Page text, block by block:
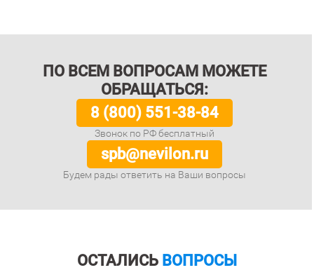
ПО ВСЕМ ВОПРОСАМ МОЖЕТЕ
ОБРАЩАТЬСЯ:
8 (800) 551-38-84
Звонок по РФ бесплатный
spb@nevilon.ru
Будем рады ответить на Ваши вопросы
ОСТАЛИСЬ ВОПРОСЫ